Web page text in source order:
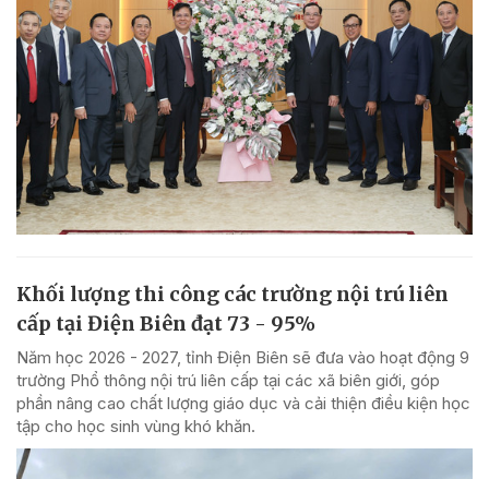
Khối lượng thi công các trường nội trú liên
cấp tại Điện Biên đạt 73 - 95%
Năm học 2026 - 2027, tỉnh Điện Biên sẽ đưa vào hoạt động 9
trường Phổ thông nội trú liên cấp tại các xã biên giới, góp
phần nâng cao chất lượng giáo dục và cải thiện điều kiện học
tập cho học sinh vùng khó khăn.